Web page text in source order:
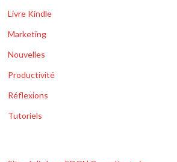
Livre Kindle
Marketing
Nouvelles
Productivité
Réflexions
Tutoriels